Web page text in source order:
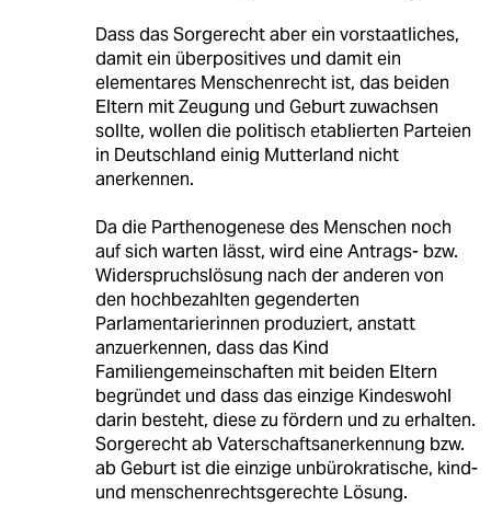
Dass das Sorgerecht aber ein vorstaatliches,
damit ein überpositives und damit ein
elementares Menschenrecht ist, das beiden
Eltern mit Zeugung und Geburt zuwachsen
sollte, wollen die politisch etablierten Parteien
in Deutschland einig Mutterland nicht
anerkennen.
Da die Parthenogenese des Menschen noch
auf sich warten lässt, wird eine Antrags- bzw.
Widerspruchslösung nach der anderen von
den hochbezahlten gegenderten
Parlamentarierinnen produziert, anstatt
anzuerkennen, dass das Kind
Familiengemeinschaften mit beiden Eltern
begründet und dass das einzige Kindeswohl
darin besteht, diese zu fördern und zu erhalten.
Sorgerecht ab Vaterschaftsanerkennung bzw.
ab Geburt ist die einzige unbürokratische, kind-
und menschenrechtsgerechte Lösung.